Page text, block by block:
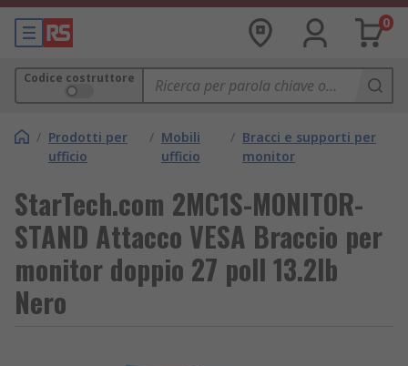
0
Codice costruttore
/ Prodotti per
ufficio
/ Mobili
ufficio
/ Bracci e supporti per
monitor
StarTech.com 2MC1S-MONITOR-
STAND Attacco VESA Braccio per
monitor doppio 27 poll 13.2lb
Nero